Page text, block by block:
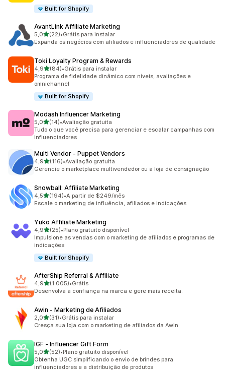
Built for Shopify
AvantLink Affiliate Marketing
5,0de 5 estrelas
(22)
22 avaliações ao todo
•Grátis para instalar
Expanda os negócios com afiliados e influenciadores de qualidade
Toki Loyalty Program & Rewards
4,9de 5 estrelas
(84)
84 avaliações ao todo
•Grátis para instalar
Programa de fidelidade dinâmico com níveis, avaliações e
omnichannel
Built for Shopify
Modash Influencer Marketing
5,0de 5 estrelas
(14)
14 avaliações ao todo
•Avaliação gratuita
Tudo o que você precisa para gerenciar e escalar campanhas com
influenciadores
Multi Vendor ‑ Puppet Vendors
4,9de 5 estrelas
(116)
116 avaliações ao todo
•Avaliação gratuita
Gerencie o marketplace multivendedor ou a loja de consignação
Snowball: Affiliate Marketing
4,5de 5 estrelas
(194)
194 avaliações ao todo
•A partir de $249/mês
Escale o marketing de influência, afiliados e indicações
Yuko Affiliate Marketing
4,9de 5 estrelas
(25)
25 avaliações ao todo
•Plano gratuito disponível
Impulsione as vendas com o marketing de afiliados e programas de
indicações
Built for Shopify
AfterShip Referral & Affiliate
4,9de 5 estrelas
(1.005)
1005 avaliações ao todo
•Grátis
Desenvolva a confiança na marca e gere mais receita.
Awin ‑ Marketing de Afiliados
2,0de 5 estrelas
(31)
31 avaliações ao todo
•Grátis para instalar
Cresça sua loja com o marketing de afiliados da Awin
IGF ‑ Influencer Gift Form
5,0de 5 estrelas
(52)
52 avaliações ao todo
•Plano gratuito disponível
Obtenha UGC simplificando o envio de brindes para
influenciadores e a distribuição de produtos